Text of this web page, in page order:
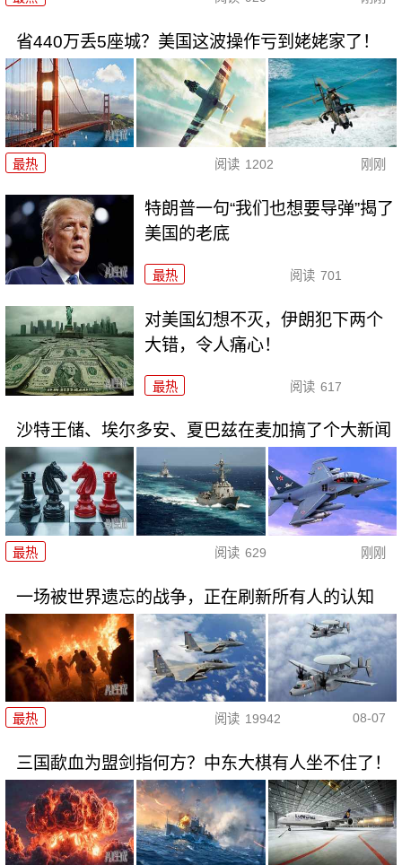
省440万丢5座城？美国这波操作亏到姥姥家了！
最热 阅读 1202 刚刚
特朗普一句“我们也想要导弹”揭了
美国的老底
最热 阅读 701
对美国幻想不灭，伊朗犯下两个
大错，令人痛心！
最热 阅读 617
沙特王储、埃尔多安、夏巴兹在麦加搞了个大新闻
最热 阅读 629 刚刚
一场被世界遗忘的战争，正在刷新所有人的认知
最热 阅读 19942 08-07
三国歃血为盟剑指何方？中东大棋有人坐不住了！